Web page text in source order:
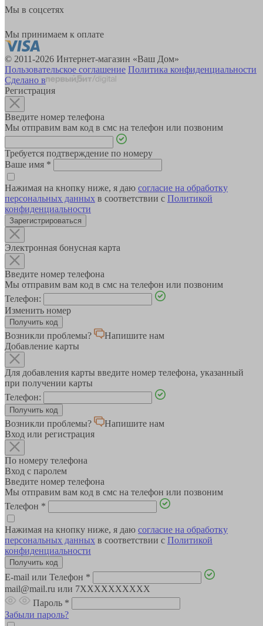
Мы в соцсетях
Мы принимаем к оплате
© 2011-2026 Интернет-магазин «Ваш Дом»
Пользовательское соглашение Политика конфиденциальности
Сделано в
Регистрация
Введите номер телефона
Мы отправим вам код в смс на телефон или позвоним
Требуется подтверждение по номеру
Ваше имя *
Нажимая на кнопку ниже, я даю согласие на обработку
персональных данных в соответствии с Политикой
конфиденциальности
Зарегистрироваться
Электронная бонусная карта
Введите номер телефона
Мы отправим вам код в смс на телефон или позвоним
Телефон:
Изменить номер
Возникли проблемы?
Напишите нам
Добавление карты
Для добавления карты введите номер телефона, указанный
при получении карты
Телефон:
Возникли проблемы?
Напишите нам
Вход или регистрация
По номеру телефона
Вход с паролем
Введите номер телефона
Мы отправим вам код в смс на телефон или позвоним
Телефон *
Нажимая на кнопку ниже, я даю согласие на обработку
персональных данных в соответствии с Политикой
конфиденциальности
E-mail или Телефон *
mail@mail.ru или 7XXXXXXXXXX
Пароль *
Забыли пароль?